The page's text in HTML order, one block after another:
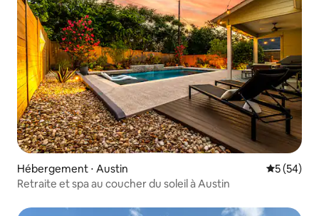
Hébergement ⋅ Austin
5 (54)
Retraite et spa au coucher du soleil à Austin